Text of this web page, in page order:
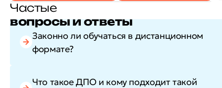
Частые
вопросы и ответы
Законно ли обучаться в дистанционном
формате?
Что такое ДПО и кому подходит такой